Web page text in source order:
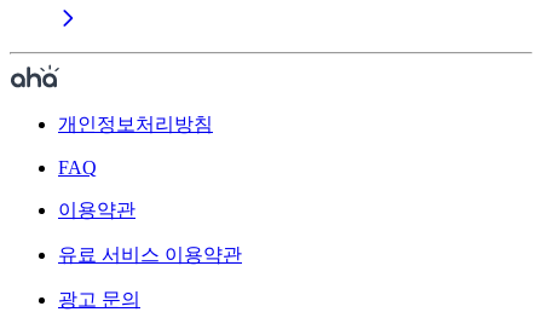
개인정보처리방침
FAQ
이용약관
유료 서비스 이용약관
광고 문의